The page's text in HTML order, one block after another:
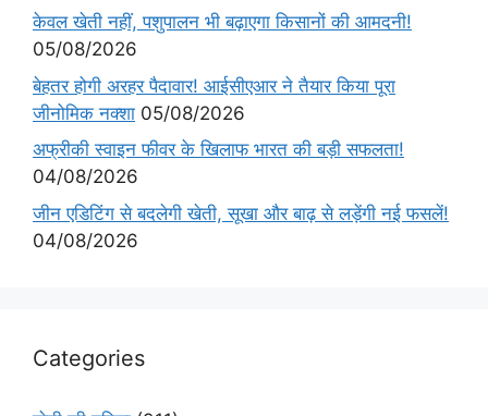
केवल खेती नहीं, पशुपालन भी बढ़ाएगा किसानों की आमदनी!
05/08/2026
बेहतर होगी अरहर पैदावार! आईसीएआर ने तैयार किया पूरा
जीनोमिक नक्शा 05/08/2026
अफ्रीकी स्वाइन फीवर के खिलाफ भारत की बड़ी सफलता!
04/08/2026
जीन एडिटिंग से बदलेगी खेती, सूखा और बाढ़ से लड़ेंगी नई फसलें!
04/08/2026
Categories